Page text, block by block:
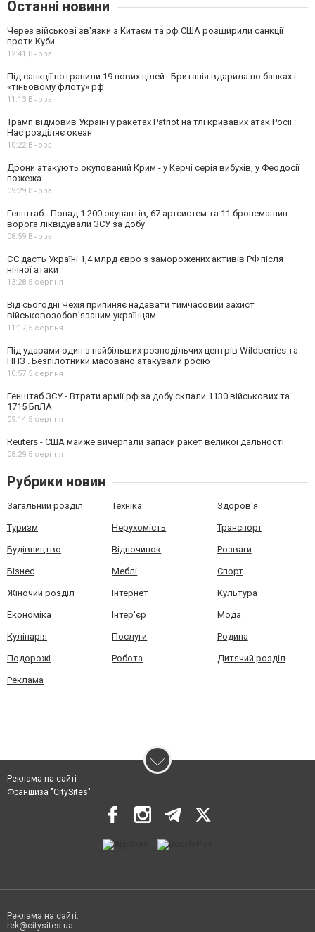
Останні новини
Через військові зв'язки з Китаєм та рф США розширили санкції
проти Куби
12:41,Вчора
Під санкції потрапили 19 нових цілей . Британія вдарила по банках і
«тіньовому флоту» рф
11:13,Вчора
Трамп відмовив Україні у ракетах Patriot на тлі кривавих атак Росії :
Нас розділяє океан
10:22,Вчора
Дрони атакують окупований Крим - у Керчі серія вибухів, у Феодосії
пожежа
09:29,Вчора
Генштаб - Понад 1 200 окупантів, 67 артсистем та 11 бронемашин
ворога ліквідували ЗСУ за добу
08:59,Вчора
ЄС дасть Україні 1,4 млрд євро з заморожених активів РФ після
нічної атаки
13:28,5 серпня
Від сьогодні Чехія припиняє надавати тимчасовий захист
військовозобов’язаним українцям
11:17,5 серпня
Під ударами один з найбільших розподільчих центрів Wildberries та
НПЗ . Безпілотники масовано атакували росію
10:57,5 серпня
Генштаб ЗСУ - Втрати армії рф за добу склали 1130 військових та
1715 БпЛА
09:14,5 серпня
Reuters - США майже вичерпали запаси ракет великої дальності
08:29,5 серпня
Рубрики новин
Загальний розділ Техніка Здоров'я
Туризм Нерухомість Транспорт
Будівництво Відпочинок Розваги
Бізнес Меблі Спорт
Жіночий розділ Інтернет Культура
Економіка Інтер'єр Мода
Кулінарія Послуги Родина
Подорожі Робота Дитячий розділ
Реклама
Реклама на сайті
Франшиза "CitySites"
Реклама на сайті:
rek@citysites.ua